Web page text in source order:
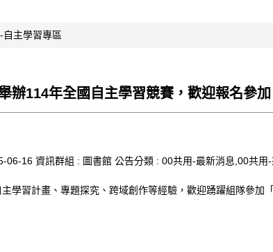
自主學習專區
辦114年全國自主學習競賽，歡迎報名參加
06-16 資訊群組 : 圖書館 公告分類 : 00共用-最新消息,00共用
學習計畫、專題探究、跨域創作等經驗，歡迎踴躍組隊參